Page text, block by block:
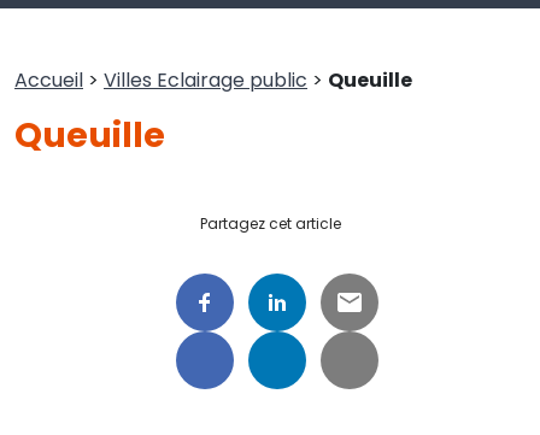
Accueil > Villes Eclairage public > Queuille
Queuille
Partagez cet article